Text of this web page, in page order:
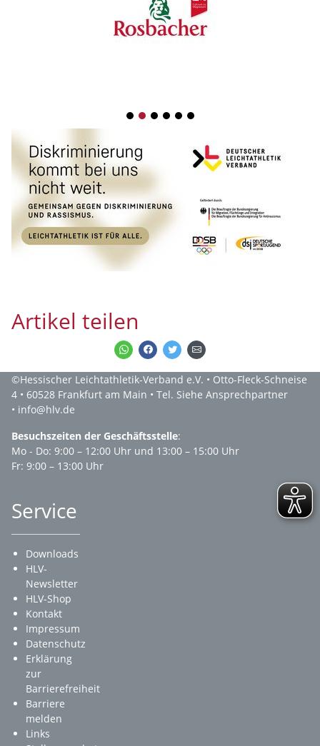
1 2 3 4 5 6
Artikel teilen
©Hessischer Leichtathletik-Verband e.V. • Otto-Fleck-Schneise
4 • 60528 Frankfurt am Main • Tel. Siehe Ansprechpartner
• info@hlv.de
Besuchszeiten der Geschäftsstelle:
Mo - Do: 9:00 – 12:00 Uhr und 13:00 – 15:00 Uhr
Fr: 9:00 – 13:00 Uhr
Service
Downloads
HLV-
Newsletter
HLV-Shop
Kontakt
Impressum
Datenschutz
Erklärung
zur
Barrierefreiheit
Barriere
melden
Links